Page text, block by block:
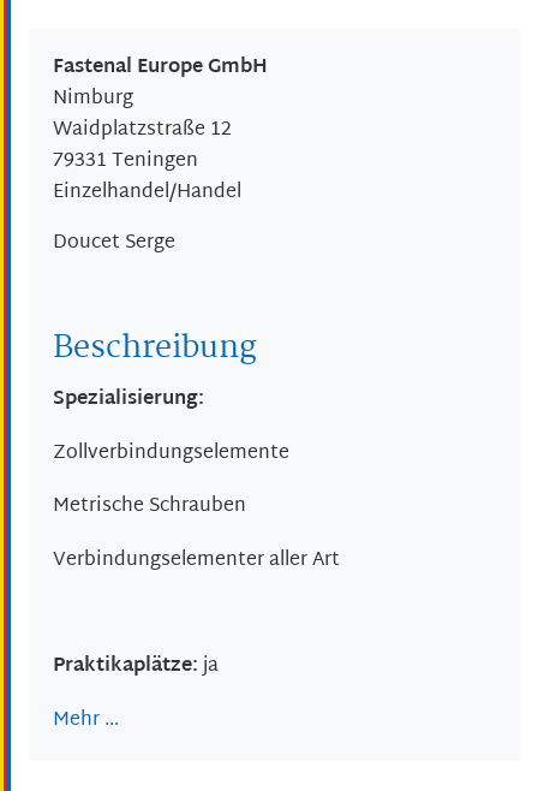
Fastenal Europe GmbH
Nimburg
Waidplatzstraße 12
79331Teningen
Einzelhandel/Handel
DoucetSerge
Beschreibung
Spezialisierung:
Zollverbindungselemente
Metrische Schrauben
Verbindungselementer aller Art
Praktikaplätze:ja
Mehr …